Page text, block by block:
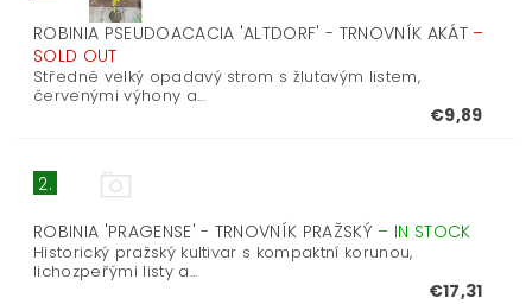
ROBINIA PSEUDOACACIA 'ALTDORF' - TRNOVNÍK AKÁT –
SOLD OUT
Středně velký opadavý strom s žlutavým listem,
červenými výhony a...
€9,89
2.
ROBINIA 'PRAGENSE' - TRNOVNÍK PRAŽSKÝ – IN STOCK
Historický pražský kultivar s kompaktní korunou,
lichozpeřými listy a...
€17,31